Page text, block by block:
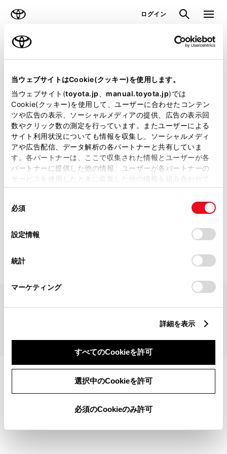
当ウェブサイトはCookie(クッキー)を使用します。
当ウェブサイト(toyota.jp manual.toyota.jp)では
Cookie(クッキー)を使用して、ユーザーに合わせたコンテン
ツや広告の表示、ソーシャルメディアの提供、広告の表示回
数やクリック数の測定を行っています。またユーザーによる
サイト利用状況についても情報を収集し、ソーシャルメディ
アや広告配信、データ解析の各パートナーと共有していま
す。各パートナーは、ここで収集された情報とユーザーが各
パートナーに提供した他の情報、ユーザーが各パートナーの
サービスを使用したときに収集した他の情報を組み合わせて
使用することがあります。当ウェブサイトの使用を続行する
デバイスにすべてのCookie(クッキー)が保存されることに同
意したことになります。Cookie(クッキー)のオプトアウト、
設定の変更、同意を撤回したりするにあたっては、当社の
「Cookie（クッキー）情報の取り扱いについて
」をご覧くだ
必須
設定情報
統計
マーケティング
詳細を表示
すべてのCookieを許可
選択中のCookieを許可
必須のCookieのみ許可
ログイン 検索 メニュ
ラインアップ トピックス
見積りシミュレーション
見積りシミュレーションのデータが
正常に取得できませんでした。
詳しくは販売店までお問合せくださ
い。
（2-7-4）
見積りシミュレーショントップへ
TOYOTAアカウント利用規約反社会的勢力に対する基本方針企業情報
©1995-2026 TOYOTA MOTOR CORPORATION. ALL RIGHTS RESERVED.